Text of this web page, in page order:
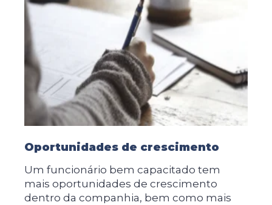
Oportunidades de crescimento
Um funcionário bem capacitado tem
mais oportunidades de crescimento
dentro da companhia, bem como mais